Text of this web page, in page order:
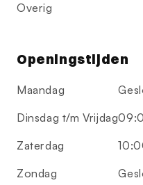
Overig
Openingstijden
Maandag
Dinsdag t/m Vrijdag
Zaterdag
Zondag